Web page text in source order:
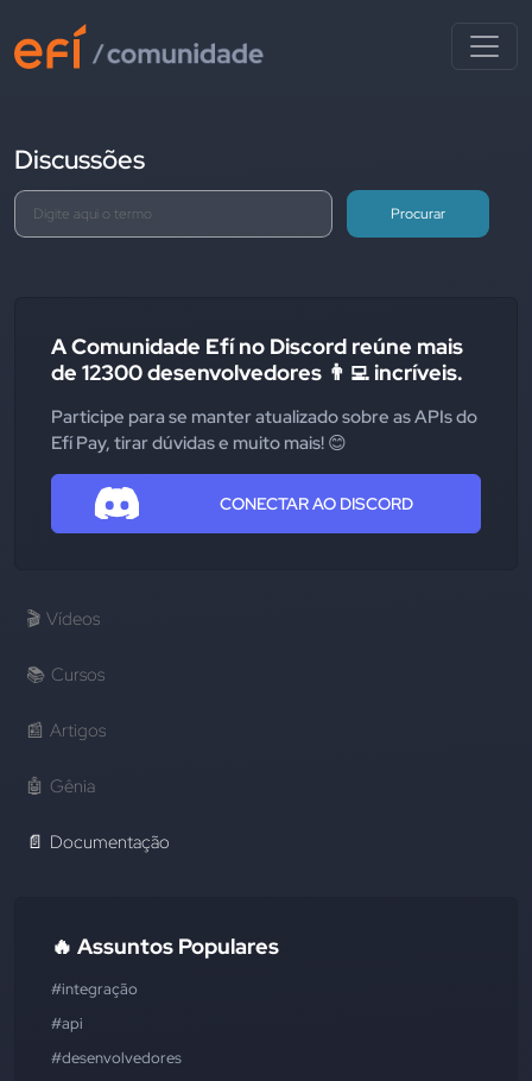
Discussões
Procurar
A Comunidade Efí no Discord reúne mais
de 12300 desenvolvedores 👨‍💻 incríveis.
Participe para se manter atualizado sobre as APIs do
Efí Pay, tirar dúvidas e muito mais! 😊
CONECTAR AO DISCORD
🎬 Vídeos
📚 Cursos
📰 Artigos
🤖 Gênia
📄 Documentação
🔥 Assuntos Populares
#integração
#api
#desenvolvedores